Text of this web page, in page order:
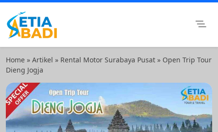
Skip
content
Setia Abadi Group
Paket Wisata Murah, Rental Mobil dan Rental Motor
Surabaya
Home » Artikel » Rental Motor Surabaya Pusat » Open Trip Tour
Dieng Jogja